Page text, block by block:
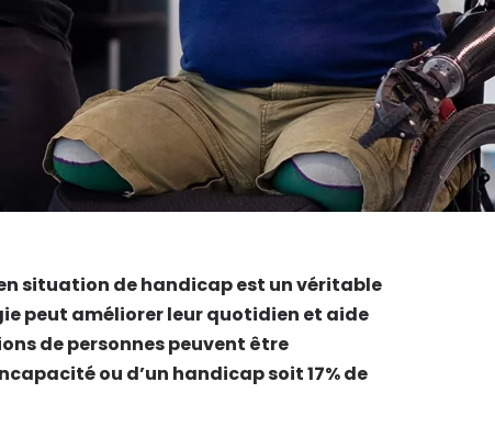
situation de handicap est un véritable
peut améliorer leur quotidien et aide
de personnes peuvent être
ou d’un handicap soit 17% de